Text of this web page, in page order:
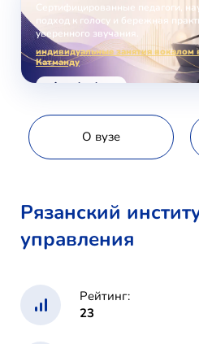
Сертифицированные педагоги,
подход к голосу и бережная
уверенного звучания.
индивидуальные занятия вокалом
Катманду
voice-school.com
О вузе
Рязанский
управления
Рейтинг:
23